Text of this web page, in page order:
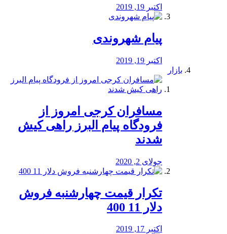
اکتبر 19, 2019
پیام شهروندی
اکتبر 19, 2019
بازار
مسافران کرجی امروز از
فرودگاه پیام البرز راهی کیش
شدند
جولای 2, 2020
تکرار قیمت چهارشنبه فروش
دلار 11 400
اکتبر 17, 2019